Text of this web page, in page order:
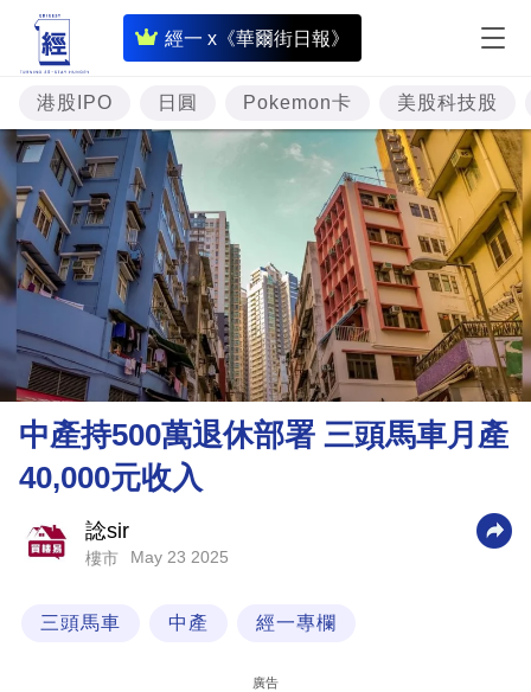
經一 x《華爾街日報》
即
時
財
經
題
投
資
樓
市
理
財
商
科
港股IPO 日圓 Pokemon卡 美股科技股
中產持500萬退休部署 三頭馬車月產
40,000元收入
諗sir
樓市 May 23 2025
三頭馬車 中產 經一專欄
廣告